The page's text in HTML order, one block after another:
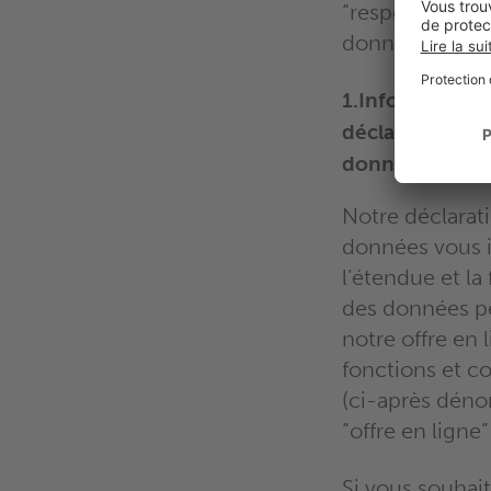
“responsable
données”.
déclaration
données
Notre
données vous
l’étendue et
des données
notre offre en
fonctions et
(ci-après
“offre en